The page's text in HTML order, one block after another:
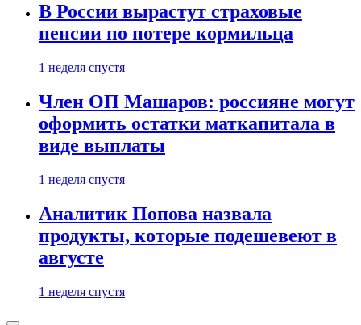
В России вырастут страховые
пенсии по потере кормильца
1 неделя спустя
Член ОП Машаров: россияне могут
оформить остатки маткапитала в
виде выплаты
1 неделя спустя
Аналитик Попова назвала
продукты, которые подешевеют в
августе
1 неделя спустя